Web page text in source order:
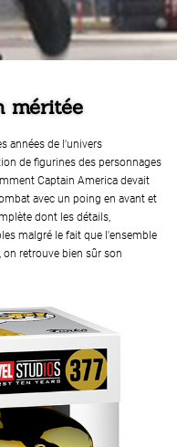
méritée
années de l'univers
de figurines des personnages
Captain America devait
avec un poing en avant et
dont les détails,
malgré le fait que l'ensemble
retrouve bien sûr son